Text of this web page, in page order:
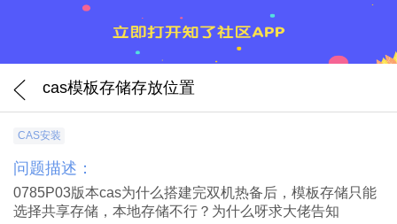
cas模板存储存放位置
CAS安装
问题描述：
0785P03版本cas为什么搭建完双机热备后，模板存储只能
选择共享存储，本地存储不行？为什么呀求大佬告知